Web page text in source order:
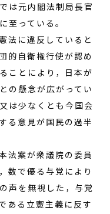
は元内閣法制局長官
至っている。
法に違反していると
的自衛権行使が認め
ことにより，日本が
の懸念が広がってい
は少なくとも今国会
る意見が国民の過半
法案が衆議院の委員
数で優る与党により
声を無視した，与党
ある立憲主義に反す